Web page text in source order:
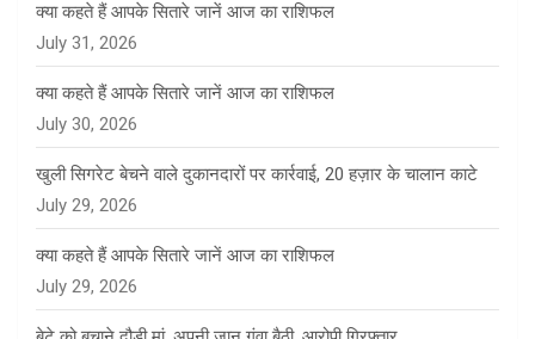
क्या कहते हैं आपके सितारे जानें आज का राशिफल
July 31, 2026
क्या कहते हैं आपके सितारे जानें आज का राशिफल
July 30, 2026
खुली सिगरेट बेचने वाले दुकानदारों पर कार्रवाई, 20 हज़ार के चालान काटे
July 29, 2026
क्या कहते हैं आपके सितारे जानें आज का राशिफल
July 29, 2026